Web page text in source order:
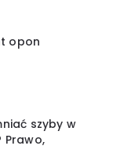
opon
szyby w
Prawo,